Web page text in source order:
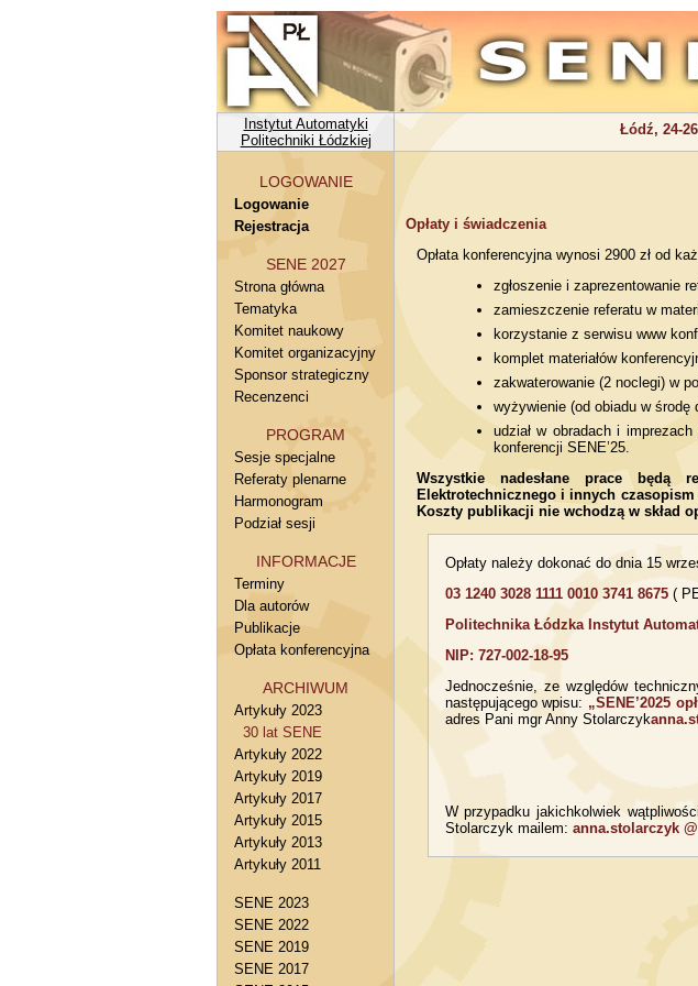
Instytut Automatyki
Politechniki Łódzkiej
Łódź, 24-
LOGOWANIE
Logowanie
Rejestracja
SENE 2027
Strona główna
Tematyka
Komitet naukowy
Komitet organizacyjny
Sponsor strategiczny
Recenzenci
PROGRAM
Sesje specjalne
Referaty plenarne
Harmonogram
Podział sesji
INFORMACJE
Terminy
Dla autorów
Publikacje
Opłata konferencyjna
ARCHIWUM
Artykuły 2023
30 lat SENE
Artykuły 2022
Artykuły 2019
Artykuły 2017
Artykuły 2015
Artykuły 2013
Artykuły 2011
SENE 2023
SENE 2022
SENE 2019
SENE 2017
Opłaty i świadczenia
Opłata konferencyjna wynosi 2900 zł od
zgłoszenie i zaprezentowanie
zamieszczenie referatu w
korzystanie z serwisu www
komplet materiałów
zakwaterowanie (2 noclegi) w
wyżywienie (od obiadu w środę
udział w obradach i
konferencji SENE’25.
Wszystkie nadesłane prace będą
Elektrotechnicznego i innych
Koszty publikacji nie wchodzą w skład
Opłaty należy dokonać do dnia 15
03 1240 3028 1111 0010 3741 8675 (
Politechnika Łódzka Instytut
NIP: 727-002-18-95
Jednocześnie, ze względów
następującego wpisu: „SENE’2025
adres Pani mgr Anny Stolarczyk
W przypadku jakichkolwiek
Stolarczyk mailem: anna.stolarczyk